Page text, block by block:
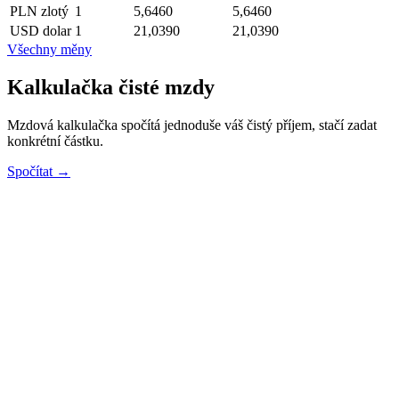
PLN zlotý 1 5,6460
5,6460
USD dolar 1 21,0390
21,0390
Všechny měny
Kalkulačka čisté mzdy
Mzdová kalkulačka spočítá jednoduše váš čistý příjem, stačí zadat
konkrétní částku.
Spočítat →